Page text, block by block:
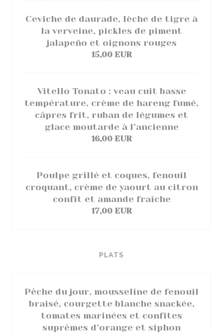
Ceviche de daurade, lèche de tigre à
la verveine, pickles de piment
jalapeño et oignons rouges
15,00 EUR
Vitello Tonato : veau cuit basse
température, crème de hareng fumé,
câpres frit, ruban de légumes et
glace moutarde à l’ancienne
16,00 EUR
Poulpe grillé et coques, fenouil
croquant, crème de yaourt au citron
confit et amande fraîche
17,00 EUR
PLATS
Pêche du jour, mousseline de fenouil
braisé, courgette blanche snackée,
tomates marinées et confites
suprêmes d’orange et siphon